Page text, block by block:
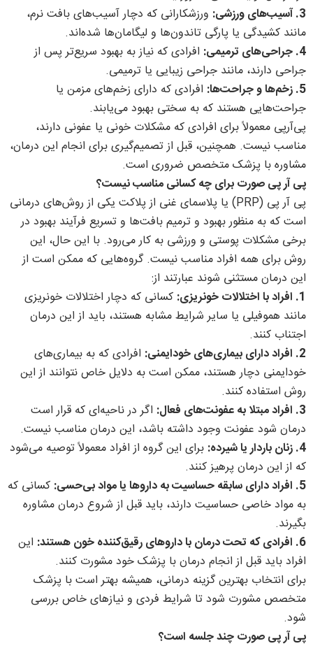
3. آسیب‌های ورزشی:
ورزشکارانی که دچار آسیب‌های بافت نرم،
مانند کشیدگی یا پارگی تاندون‌ها و لیگامان‌ها شده‌اند.
4. جراحی‌های ترمیمی:
افرادی که نیاز به بهبود سریع‌تر پس از
جراحی دارند، مانند جراحی زیبایی یا ترمیمی.
5. زخم‌ها و جراحت‌ها:
افرادی که دارای زخم‌های مزمن یا
جراحت‌هایی هستند که به سختی بهبود می‌یابند.
پی‌آرپی معمولاً برای افرادی که مشکلات خونی یا عفونی دارند،
مناسب نیست. همچنین، قبل از تصمیم‌گیری برای انجام این درمان،
مشاوره با پزشک متخصص ضروری است.
پی آر پی صورت برای چه کسانی مناسب نیست؟
پی آر پی (PRP) یا پلاسمای غنی از پلاکت یکی از روش‌های درمانی
است که به منظور بهبود و ترمیم بافت‌ها و تسریع فرآیند بهبود در
برخی مشکلات پوستی و ورزشی به کار می‌رود. با این حال، این
روش برای همه افراد مناسب نیست. گروه‌هایی که ممکن است از
این درمان مستثنی شوند عبارتند از:
1. افراد با اختلالات خونریزی:
کسانی که دچار اختلالات خونریزی
مانند هموفیلی یا سایر شرایط مشابه هستند، باید از این درمان
اجتناب کنند.
2. افراد دارای بیماری‌های خودایمنی:
افرادی که به بیماری‌های
خودایمنی دچار هستند، ممکن است به دلایل خاص نتوانند از این
روش استفاده کنند.
3. افراد مبتلا به عفونت‌های فعال:
اگر در ناحیه‌ای که قرار است
درمان شود عفونت وجود داشته باشد، این درمان مناسب نیست.
4. زنان باردار یا شیرده:
برای این گروه از افراد معمولاً توصیه می‌شود
که از این درمان پرهیز کنند.
5. افراد دارای سابقه حساسیت به داروها یا مواد بی‌حسی:
کسانی که
به مواد خاصی حساسیت دارند، باید قبل از شروع درمان مشاوره
بگیرند.
6. افرادی که تحت درمان با داروهای رقیق‌کننده خون هستند:
این
افراد باید قبل از انجام درمان با پزشک خود مشورت کنند.
برای انتخاب بهترین گزینه درمانی، همیشه بهتر است با پزشک
متخصص مشورت شود تا شرایط فردی و نیازهای خاص بررسی
شود.
پی آر پی صورت چند جلسه است؟